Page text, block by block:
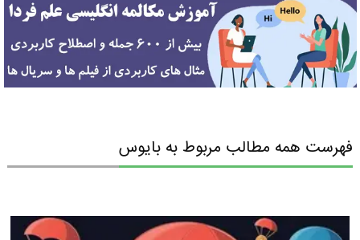
فهرست همه مطالب مربوط به بایوس